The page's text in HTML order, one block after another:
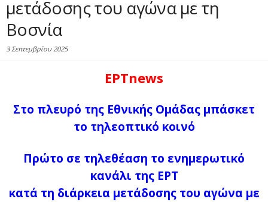
μετάδοσης του αγώνα με τη
Βοσνία
3 Σεπτεμβρίου 2025
ΕΡΤnews
Στο πλευρό της Εθνικής Ομάδας μπάσκετ
το τηλεοπτικό κοινό
Πρώτο σε τηλεθέαση το ενημερωτικό
κανάλι της ΕΡΤ
κατά τη διάρκεια μετάδοσης του αγώνα με